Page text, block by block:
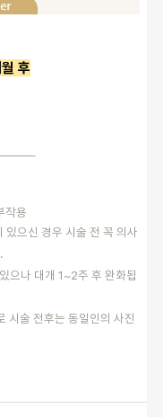
후
작용
있으신 경우 시술 전 꼭 의사
으나 대개 1~2주 후 완화됩
시술 전후는 동일인의 사진